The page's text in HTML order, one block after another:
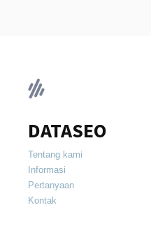
DATASEO
Tentang kami
Informasi
Pertanyaan
Kontak